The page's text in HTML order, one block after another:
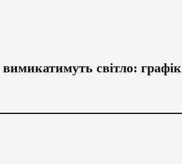
світло: графік